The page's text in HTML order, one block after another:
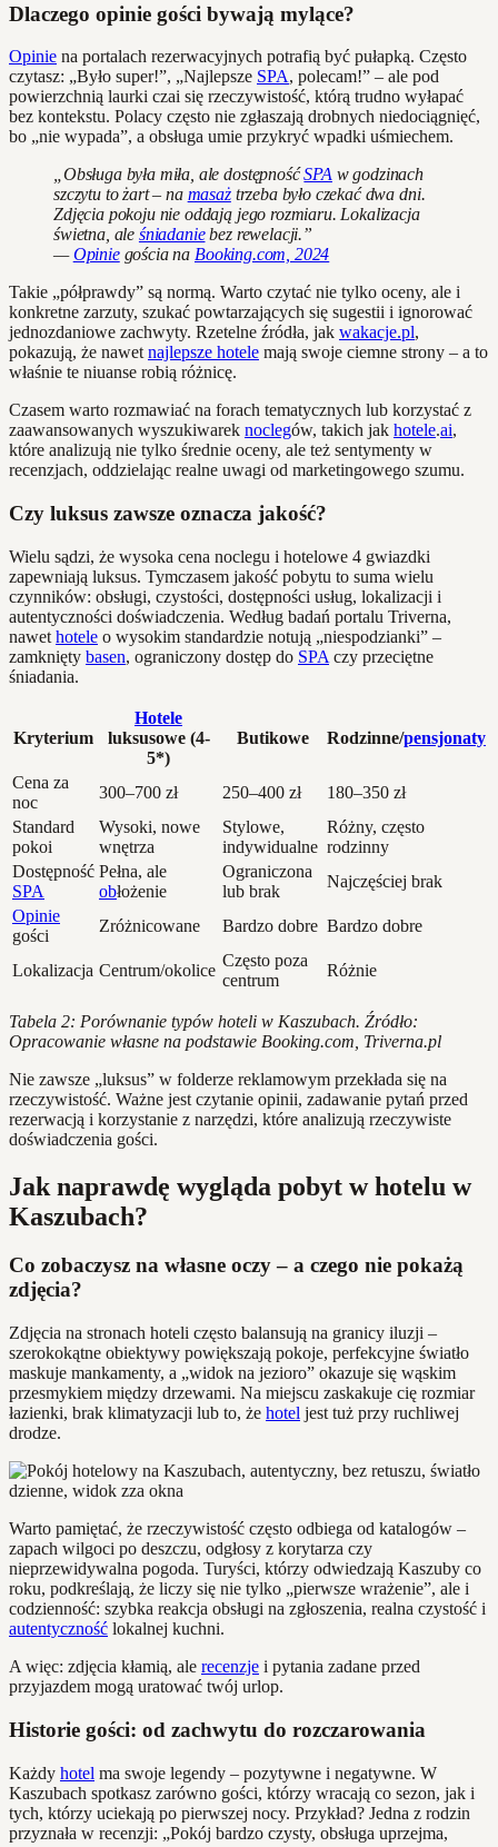
Dlaczego opinie gości bywają mylące?
Opinie na portalach rezerwacyjnych potrafią być pułapką. Często
czytasz: „Było super!”, „Najlepsze SPA, polecam!” – ale pod
powierzchnią laurki czai się rzeczywistość, którą trudno wyłapać
bez kontekstu. Polacy często nie zgłaszają drobnych niedociągnięć,
bo „nie wypada”, a obsługa umie przykryć wpadki uśmiechem.
„Obsługa była miła, ale dostępnośćSPA w godzinach
szczytu to żart – na masażtrzeba było czekać dwa dni.
Zdjęcia pokoju nie oddają jego rozmiaru. Lokalizacja
świetna, ale śniadaniebez rewelacji.”
—Opiniegościa na Booking.com, 2024
Takie „półprawdy” są normą. Warto czytać nie tylko oceny, ale i
konkretne zarzuty, szukać powtarzających się sugestii i ignorować
jednozdaniowe zachwyty. Rzetelne źródła, jak wakacje.pl,
pokazują, że nawet najlepsze hotele mają swoje ciemne strony – a to
właśnie te niuanse robią różnicę.
Czasem warto rozmawiać na forach tematycznych lub korzystać z
zaawansowanych wyszukiwarek noclegów, takich jak hotele.ai,
które analizują nie tylko średnie oceny, ale też sentymenty w
recenzjach, oddzielając realne uwagi od marketingowego szumu.
Czy luksus zawsze oznacza jakość?
Wielu sądzi, że wysoka cena noclegu i hotelowe 4 gwiazdki
zapewniają luksus. Tymczasem jakość pobytu to suma wielu
czynników: obsługi, czystości, dostępności usług, lokalizacji i
autentyczności doświadczenia. Według badań portalu Triverna,
nawet hotele o wysokim standardzie notują „niespodzianki” –
zamknięty basen, ograniczony dostęp do SPA czy przeciętne
śniadania.
Kryterium
Hotele
luksusowe (4-
5*)
Butikowe Rodzinne/pensjonaty
Cena za
noc
300–700 zł 250–400 zł
180–350 zł
Standard
pokoi
Wysoki, nowe
wnętrza
Stylowe,
indywidualne
Różny, często
rodzinny
Dostępność
SPA
Pełna, ale
obłożenie
Ograniczona
lub brak
Najczęściej brak
Opinie
gości
Zróżnicowane Bardzo dobre Bardzo dobre
Lokalizacja Centrum/okolice
Często poza
centrum
Różnie
Tabela 2: Porównanie typów hoteli w Kaszubach. Źródło:
Opracowanie własne na podstawie Booking.com, Triverna.pl
Nie zawsze „luksus” w folderze reklamowym przekłada się na
rzeczywistość. Ważne jest czytanie opinii, zadawanie pytań przed
rezerwacją i korzystanie z narzędzi, które analizują rzeczywiste
doświadczenia gości.
Jak naprawdę wygląda pobyt w hotelu w
Kaszubach?
Co zobaczysz na własne oczy – a czego nie pokażą
zdjęcia?
Zdjęcia na stronach hoteli często balansują na granicy iluzji –
szerokokątne obiektywy powiększają pokoje, perfekcyjne światło
maskuje mankamenty, a „widok na jezioro” okazuje się wąskim
przesmykiem między drzewami. Na miejscu zaskakuje cię rozmiar
łazienki, brak klimatyzacji lub to, że hotel jest tuż przy ruchliwej
drodze.
Warto pamiętać, że rzeczywistość często odbiega od katalogów –
zapach wilgoci po deszczu, odgłosy z korytarza czy
nieprzewidywalna pogoda. Turyści, którzy odwiedzają Kaszuby co
roku, podkreślają, że liczy się nie tylko „pierwsze wrażenie”, ale i
codzienność: szybka reakcja obsługi na zgłoszenia, realna czystość i
autentyczność lokalnej kuchni.
A więc: zdjęcia kłamią, ale recenzje i pytania zadane przed
przyjazdem mogą uratować twój urlop.
Historie gości: od zachwytu do rozczarowania
Każdy hotel ma swoje legendy – pozytywne i negatywne. W
Kaszubach spotkasz zarówno gości, którzy wracają co sezon, jak i
tych, którzy uciekają po pierwszej nocy. Przykład? Jedna z rodzin
przyznała w recenzji: „Pokój bardzo czysty, obsługa uprzejma,